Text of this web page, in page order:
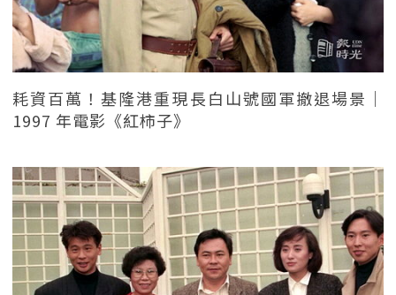
耗資百萬！基隆港重現長白山號國軍撤退場景｜
1997 年電影《紅柿子》